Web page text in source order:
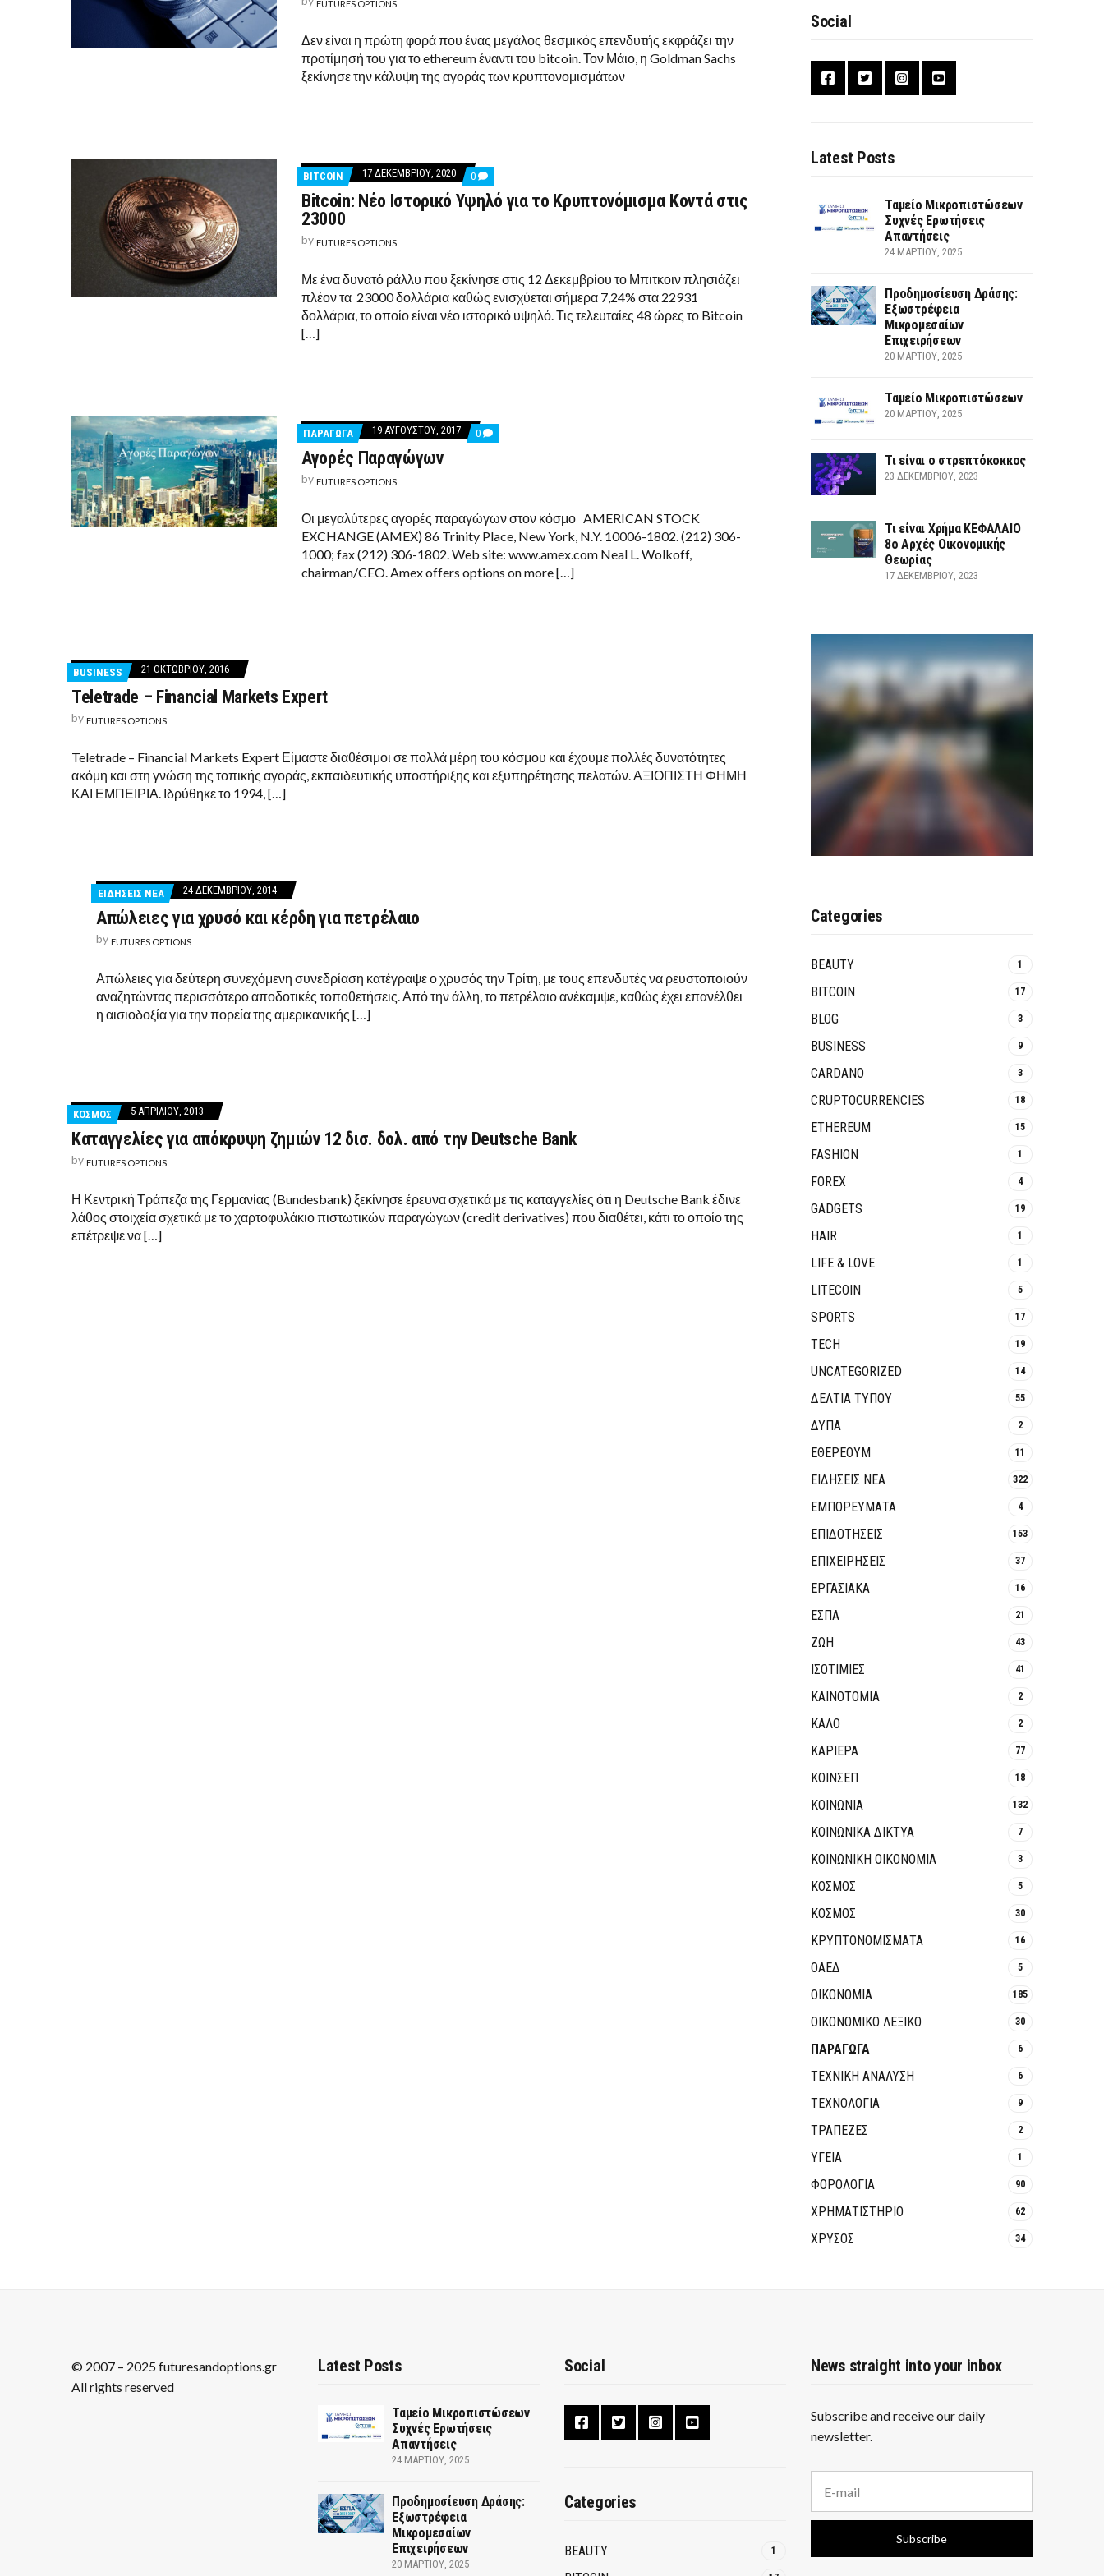
ETHEREUM
ΑΦΉΝΟΝΤΑΣ
ΤΟ
BITCOIN
FUTURES OPTIONS
Δεν είναι η πρώτη φορά που ένας μεγάλος θεσμικός επενδυτής εκφράζει την
προτίμησή του για το ethereum έναντι του bitcoin. Τον Μάιο, η Goldman Sachs
ξεκίνησε την κάλυψη της αγοράς των κρυπτονομισμάτων
BITCOIN 17 ΔΕΚΕΜΒΡΊΟΥ, 2020 0 COMMENTS
ON
BITCOIN:
ΝΈΟ
ΚΡΥΠΤΟΝΌΜΙΣΜΑ
ΚΟΝΤΆ
ΣΤΙΣ
23000
Bitcoin: Νέο Ιστορικό Υψηλό για το Κρυπτονόμισμα Κοντά στις
23000
by FUTURES OPTIONS
Με ένα δυνατό ράλλυ που ξεκίνησε στις 12 Δεκεμβρίου το Μπιτκοιν πλησιάζει
πλέον τα 23000 δολλάρια καθώς ενισχύεται σήμερα 7,24% στα 22931
δολλάρια, το οποίο είναι νέο ιστορικό υψηλό. Τις τελευταίες 48 ώρες το Bitcoin
[…]
ΠΑΡΑΓΩΓΑ 19 ΑΥΓΟΎΣΤΟΥ, 2017 0 COMMENTS
ON
Αγορές Παραγώγων
by FUTURES OPTIONS
Οι μεγαλύτερες αγορές παραγώγων στον κόσμο AMERICAN STOCK
EXCHANGE (AMEX) 86 Trinity Place, New York, N.Y. 10006-1802. (212) 306-
1000; fax (212) 306-1802. Web site: www.amex.com Neal L. Wolkoff,
chairman/CEO. Amex offers options on more […]
BUSINESS 21 ΟΚΤΩΒΡΊΟΥ, 2016
Teletrade – Financial Markets Expert
by FUTURES OPTIONS
Teletrade – Financial Markets Expert Είμαστε διαθέσιμοι σε πολλά μέρη του κόσμου και έχουμε πολλές δυνατότητες
ακόμη και στη γνώση της τοπικής αγοράς, εκπαιδευτικής υποστήριξης και εξυπηρέτησης πελατών. ΑΞΙΟΠΙΣΤΗ ΦΗΜΗ
ΚΑΙ ΕΜΠΕΙΡΙΑ. Ιδρύθηκε το 1994, […]
ΕΙΔΗΣΕΙΣ ΝΕΑ 24 ΔΕΚΕΜΒΡΊΟΥ, 2014
Απώλειες για χρυσό και κέρδη για πετρέλαιο
by FUTURES OPTIONS
Απώλειες για δεύτερη συνεχόμενη συνεδρίαση κατέγραψε ο χρυσός την Τρίτη, με τους επενδυτές να ρευστοποιούν
αναζητώντας περισσότερο αποδοτικές τοποθετήσεις. Από την άλλη, το πετρέλαιο ανέκαμψε, καθώς έχει επανέλθει
η αισιοδοξία για την πορεία της αμερικανικής […]
ΚΟΣΜΟΣ 5 ΑΠΡΙΛΊΟΥ, 2013
Καταγγελίες για απόκρυψη ζημιών 12 δισ. δολ. από την Deutsche Bank
by FUTURES OPTIONS
Η Κεντρική Τράπεζα της Γερμανίας (Bundesbank) ξεκίνησε έρευνα σχετικά με τις καταγγελίες ότι η Deutsche Bank έδινε
λάθος στοιχεία σχετικά με το χαρτοφυλάκιο πιστωτικών παραγώγων (credit derivatives) που διαθέτει, κάτι το οποίο της
επέτρεψε να […]
Social
Latest Posts
Ταμείο Μικροπιστώσεων
Συχνές Ερωτήσεις
Απαντήσεις
24 ΜΑΡΤΊΟΥ, 2025
Προδημοσίευση Δράσης:
Εξωστρέφεια
Μικρομεσαίων
Επιχειρήσεων
20 ΜΑΡΤΊΟΥ, 2025
Ταμείο Μικροπιστώσεων
20 ΜΑΡΤΊΟΥ, 2025
Τι είναι ο στρεπτόκοκκος
23 ΔΕΚΕΜΒΡΊΟΥ, 2023
Τι είναι Χρήμα ΚΕΦΑΛΑΙΟ
8ο Αρχές Οικονομικής
Θεωρίας
17 ΔΕΚΕΜΒΡΊΟΥ, 2023
Categories
BEAUTY 1
BITCOIN 17
BLOG 3
BUSINESS 9
CARDANO 3
CRUPTOCURRENCIES 18
ETHEREUM 15
FASHION 1
FOREX 4
GADGETS 19
HAIR 1
LIFE & LOVE 1
LITECOIN 5
SPORTS 17
TECH 19
UNCATEGORIZED 14
ΔΕΛΤΙΑ ΤΥΠΟΥ 55
ΔΥΠΑ 2
ΕΘΈΡΕΟΥΜ 11
ΕΙΔΗΣΕΙΣ ΝΕΑ 322
ΕΜΠΟΡΕΥΜΑΤΑ 4
ΕΠΙΔΟΤΗΣΕΙΣ 153
ΕΠΙΧΕΙΡΗΣΕΙΣ 37
ΕΡΓΑΣΙΑΚΑ 16
ΕΣΠΑ 21
ΖΩΗ 43
ΙΣΟΤΙΜΙΕΣ 41
ΚΑΙΝΟΤΟΜΊΑ 2
ΚΑΛΟ 2
ΚΑΡΙΕΡΑ 77
ΚΟΙΝΣΕΠ 18
ΚΟΙΝΩΝΙΑ 132
ΚΟΙΝΩΝΙΚΆ ΔΊΚΤΥΑ 7
ΚΟΙΝΩΝΙΚΉ ΟΙΚΟΝΟΜΊΑ 3
ΚΟΣΜΟΣ 5
ΚΟΣΜΟΣ 30
ΚΡΥΠΤΟΝΟΜΊΣΜΑΤΑ 16
ΟΑΕΔ 5
ΟΙΚΟΝΟΜΙΑ 185
ΟΙΚΟΝΟΜΙΚΟ ΛΕΞΙΚΟ 30
ΠΑΡΑΓΩΓΑ 6
ΤΕΧΝΙΚΗ ΑΝΑΛΥΣΗ 6
ΤΕΧΝΟΛΟΓΙΑ 9
ΤΡΆΠΕΖΕΣ 2
ΥΓΕΙΑ 1
ΦΟΡΟΛΟΓΙΑ 90
ΧΡΗΜΑΤΙΣΤΗΡΙΟ 62
ΧΡΥΣΟΣ 34
© 2007 – 2025 futuresandoptions.gr
All rights reserved
Latest Posts
Ταμείο Μικροπιστώσεων
Συχνές Ερωτήσεις
Απαντήσεις
24 ΜΑΡΤΊΟΥ, 2025
Προδημοσίευση Δράσης:
Εξωστρέφεια
Μικρομεσαίων
Επιχειρήσεων
20 ΜΑΡΤΊΟΥ, 2025
Social
Categories
BEAUTY 1
News straight into your inbox
Subscribe and receive our daily
newsletter.
a
i
a
Subscribe